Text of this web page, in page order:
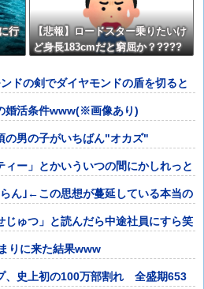
行
【悲報】ロードスター乗りたいけ
ど身長183cmだと窮屈か？????
ドの剣でダイヤモンドの盾を切ると
婚活条件www(※画像あり)
の男の子がいちばん"オカズ"
ィー」とかいういつの間にかしれっと
らん｣←この思想が蔓延している本当の
じゅつ」と読んだら中途社員にすら笑
りに来た結果www
、史上初の100万部割れ 全盛期653